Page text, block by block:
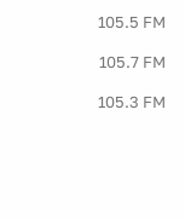
105.5 FM
105.7 FM
105.3 FM